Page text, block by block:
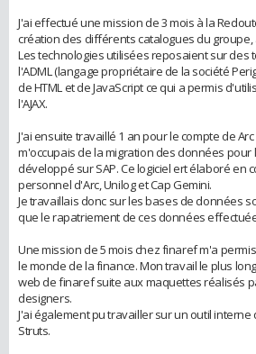
J'ai effectué une mission de 3 mois à la
création des différents catalogues du
Les technologies utilisées reposaient sur des
l'ADML (langage propriétaire de la société
de HTML et de JavaScript ce qui a permis
l'AJAX.
J'ai ensuite travaillé 1 an pour le compte de
m'occupais de la migration des données pour
développé sur SAP. Ce logiciel ert élaboré en
personnel d'Arc, Unilog et Cap Gemini.
Je travaillais donc sur les bases de données
que le rapatriement de ces données
Une mission de 5 mois chez finaref m'a
le monde de la finance. Mon travail le plus
web de finaref suite aux maquettes réalisés
designers.
J'ai également pu travailler sur un outil
Struts.